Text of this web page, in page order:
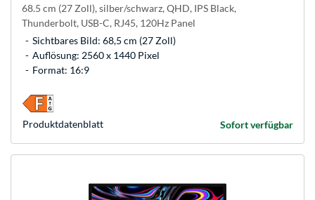
68.5 cm (27 Zoll), silber/schwarz, QHD, IPS Black,
Thunderbolt, USB-C, RJ45, 120Hz Panel
Sichtbares Bild: 68,5 cm (27 Zoll)
Auflösung: 2560 x 1440 Pixel
Format: 16:9
Sofort verfügbar
Produkt­datenblatt